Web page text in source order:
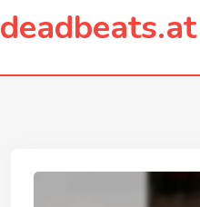
content
deadbeats.at